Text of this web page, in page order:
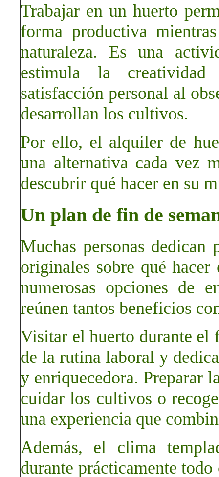
Trabajar en un huerto
forma productiva
naturaleza. Es una
estimula la
satisfacción personal al
desarrollan los cultivos.
Por ello, el alquiler de
una alternativa cada vez
descubrir qué hacer en su
Un plan de fin de
Muchas personas dedican
originales sobre qué
numerosas opciones de
reúnen tantos beneficios
Visitar el huerto durante el
de la rutina laboral y
y enriquecedora. Preparar
cuidar los cultivos o
una experiencia que
Además, el clima
durante prácticamente